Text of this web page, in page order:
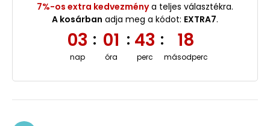
7%-os extra kedvezménya teljes választékra.
A kosárban adja meg a kódot: EXTRA7.
03
nap
: 01
óra
: 43
perc
: 17
másodperc